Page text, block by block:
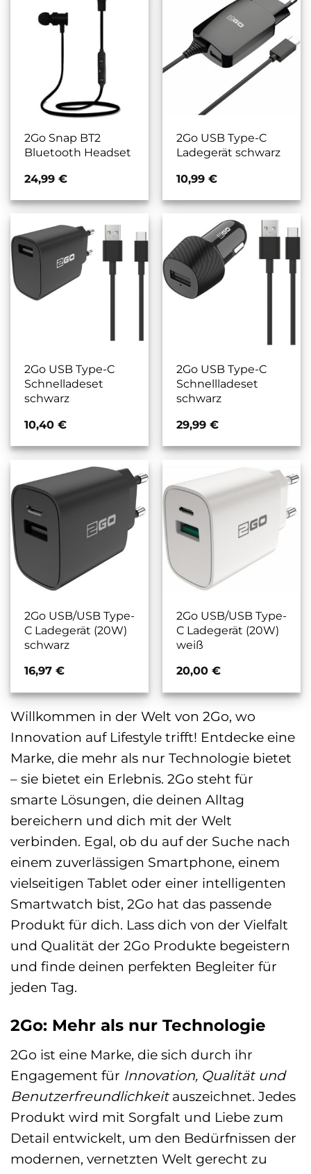
2Go Snap BT2
Bluetooth Headset
24,99 €
2Go USB Type-C
Ladegerät schwarz
10,99 €
2Go USB Type-C
Schnelladeset
schwarz
10,40 €
2Go USB Type-C
Schnellladeset
schwarz
29,99 €
2Go USB/USB Type-
C Ladegerät (20W)
schwarz
16,97 €
2Go USB/USB Type-
C Ladegerät (20W)
weiß
20,00 €
Willkommen in der Welt von 2Go, wo
Innovation auf Lifestyle trifft! Entdecke eine
Marke, die mehr als nur Technologie bietet
– sie bietet ein Erlebnis. 2Go steht für
smarte Lösungen, die deinen Alltag
bereichern und dich mit der Welt
verbinden. Egal, ob du auf der Suche nach
einem zuverlässigen Smartphone, einem
vielseitigen Tablet oder einer intelligenten
Smartwatch bist, 2Go hat das passende
Produkt für dich. Lass dich von der Vielfalt
und Qualität der 2Go Produkte begeistern
und finde deinen perfekten Begleiter für
jeden Tag.
2Go: Mehr als nur Technologie
2Go ist eine Marke, die sich durch ihr
Engagement für Innovation, Qualität und
Benutzerfreundlichkeitauszeichnet. Jedes
Produkt wird mit Sorgfalt und Liebe zum
Detail entwickelt, um den Bedürfnissen der
modernen, vernetzten Welt gerecht zu